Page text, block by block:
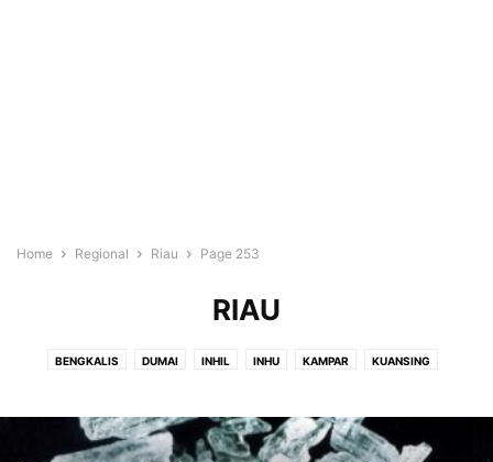
Home Regional Riau Page 253
RIAU
BENGKALIS DUMAI INHIL INHU KAMPAR KUANSING